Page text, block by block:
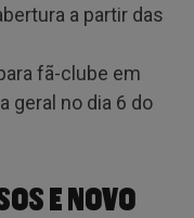
a partir das
fã-clube em
geral no dia 6 do
E NOVO